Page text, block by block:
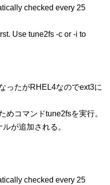
checked every 25
Use tune2fs -c or -i to
ったがRHEL4なのでext3に
めコマンドtune2fsを実行。
が追加される。
checked every 25